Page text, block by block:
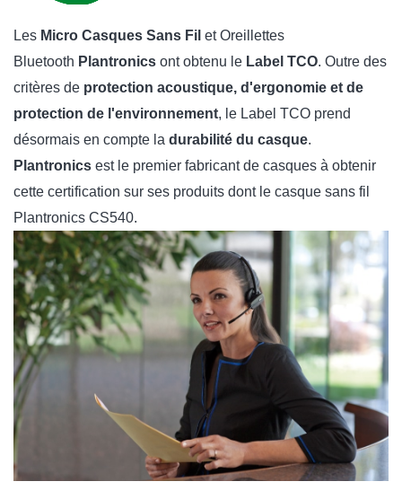
Les Micro Casques Sans Fil et Oreillettes
Bluetooth Plantronics ont obtenu le Label TCO. Outre des
critères de protection acoustique, d'ergonomie et de
protection de l'environnement, le Label TCO prend
désormais en compte la durabilité du casque.
Plantronics est le premier fabricant de casques à obtenir
cette certification sur ses produits dont le casque sans fil
Plantronics CS540.